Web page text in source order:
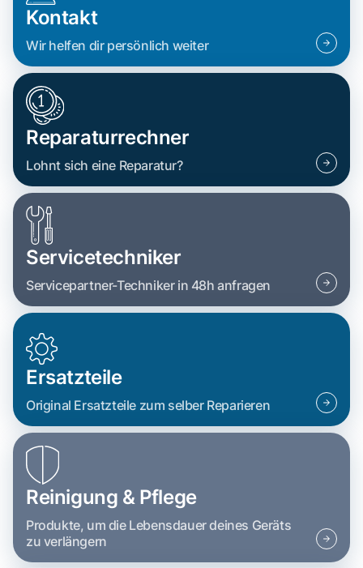
Kontakt
Wir helfen dir persönlich weiter
Reparaturrechner
Lohnt sich eine Reparatur?
Servicetechniker
Servicepartner-Techniker in 48h anfragen
Ersatzteile
Original Ersatzteile zum selber Reparieren
Reinigung & Pflege
Produkte, um die Lebensdauer deines Geräts
zu verlängern